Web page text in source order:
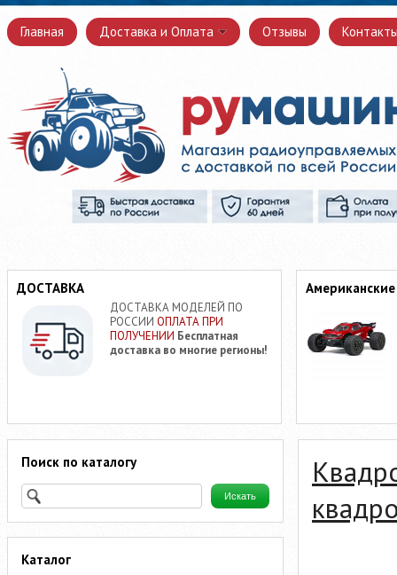
Главная Доставка и Оплата Отзывы
ДОСТАВКА
ДОСТАВКА МОДЕЛЕЙ ПО
РОССИИ ОПЛАТА ПРИ
ПОЛУЧЕНИИ Бесплатная
доставка во многие регионы!
Поиск по каталогу
Каталог